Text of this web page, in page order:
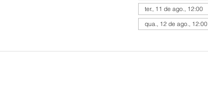
ter., 11 de ago., 12:00
qua., 12 de ago., 12:00